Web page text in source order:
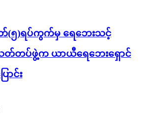
တ်(၅)ရပ်ကွက်မှ ရေဘေးသင့်
သတ်တပ်ဖွဲ့က ယာယီရေဘေးရှောင်
ာင်း